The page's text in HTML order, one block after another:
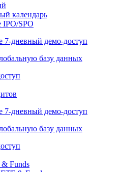
календарь
IPO/SPO
7-дневный демо-доступ
базу данных
7-дневный демо-доступ
базу данных
Funds